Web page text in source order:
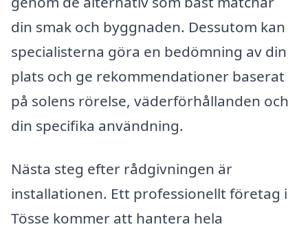
din smak och byggnaden. Dessutom kan
specialisterna göra en bedömning av din
plats och ge rekommendationer baserat
på solens rörelse, väderförhållanden och
din specifika användning.
Nästa steg efter rådgivningen är
installationen. Ett professionellt företag i
Tösse kommer att hantera hela